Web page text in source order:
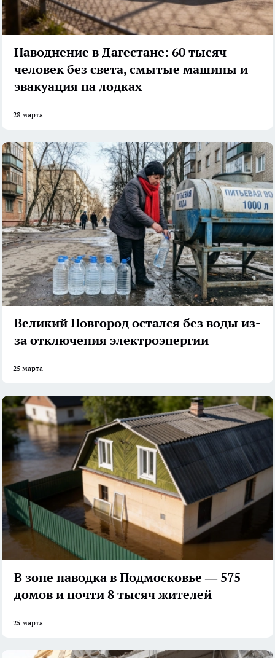
Наводнение в Дагестане: 60 тысяч
человек без света, смытые машины и
эвакуация на лодках
28 марта
Великий Новгород остался без воды из-
за отключения электроэнергии
25 марта
В зоне паводка в Подмосковье — 575
домов и почти 8 тысяч жителей
25 марта